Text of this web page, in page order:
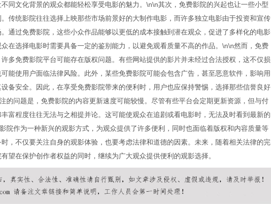
同文化背景的观众都能轻松享受电影的魅力。\n\n其次，免费影院的兴起也让一些小型
传统影院往往选择上映那些市场前景好的大制作电影，而许多独立电影由于投资和宣传
通过免费影院，这些小众作品能够以更低的成本接触到潜在观众，促进了多样化的电影
在选择电影时需要具备一定的鉴别能力，以避免观看质量不高的作品。\n\n然而，免费
多免费影院平台可能存在版权问题。有些网站提供的影片并未经过合法授权，这不仅损
能使用户面临法律风险。此外，某些免费影院可能会包含广告，甚至恶意软件，影响用
备安全。因此，在享受免费影院带来的便利时，用户也应保持警惕，选择那些信誉良好
的问题是，免费影院的内容更新速度可能较慢。尽管有些平台会定期更新资源，但与付
富程度往往无法与之相提并论。这可能使观众在追剧或看电影时，无法及时看到最新的
院作为一种新兴的观影方式，为观众提供了许多便利，同时也面临着版权和内容质量等
，不仅要关注自身的观影体验，也要考虑法律和道德的因素。未来，随着相关法律的完
望在保护创作者权益的同时，继续为广大观众提供便利的观影选择。